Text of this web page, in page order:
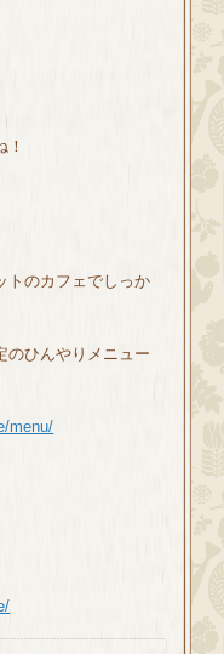
！
トのカフェでしっか
のひんやりメニュー
menu/